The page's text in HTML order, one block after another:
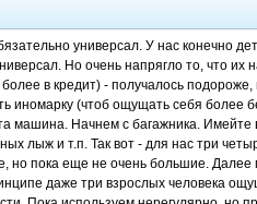
универсал. У нас конечно
Но очень напрягло то, что
в кредит) - получалось
иномарку (чтоб ощущать себя более
машина. Начнем с багажника. Имейте
лыж и т.п. Так вот - для нас три
но пока еще не очень большие. Далее
даже три взрослых человека